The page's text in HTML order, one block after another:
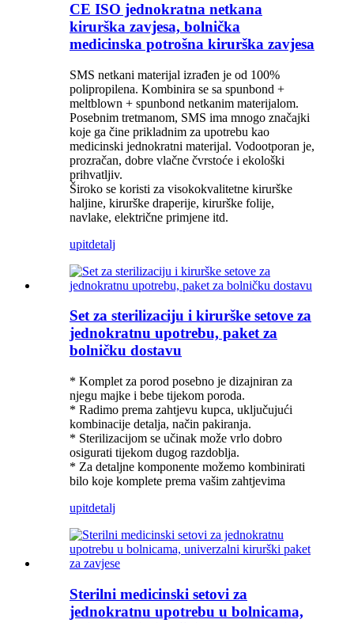
CE ISO jednokratna netkana
kirurška zavjesa, bolnička
medicinska potrošna kirurška zavjesa
SMS netkani materijal izrađen je od 100%
polipropilena. Kombinira se sa spunbond +
meltblown + spunbond netkanim materijalom.
Posebnim tretmanom, SMS ima mnogo značajki
koje ga čine prikladnim za upotrebu kao
medicinski jednokratni materijal. Vodootporan je,
prozračan, dobre vlačne čvrstoće i ekološki
prihvatljiv.
Široko se koristi za visokokvalitetne kirurške
haljine, kirurške draperije, kirurške folije,
navlake, električne primjene itd.
upitdetalj
Set za sterilizaciju i kirurške setove za
jednokratnu upotrebu, paket za
bolničku dostavu
* Komplet za porod posebno je dizajniran za
njegu majke i bebe tijekom poroda.
* Radimo prema zahtjevu kupca, uključujući
kombinacije detalja, način pakiranja.
* Sterilizacijom se učinak može vrlo dobro
osigurati tijekom dugog razdoblja.
* Za detaljne komponente možemo kombinirati
bilo koje komplete prema vašim zahtjevima
upitdetalj
Sterilni medicinski setovi za
jednokratnu upotrebu u bolnicama,